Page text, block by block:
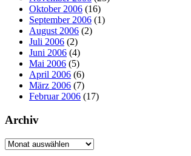
Oktober 2006 (16)
September 2006 (1)
August 2006 (2)
Juli 2006 (2)
Juni 2006 (4)
Mai 2006 (5)
April 2006 (6)
März 2006 (7)
Februar 2006 (17)
Archiv
Archiv